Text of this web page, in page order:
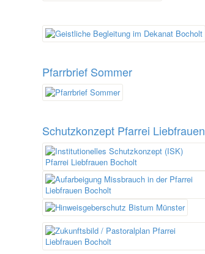
Pfarrbrief Sommer
Schutzkonzept Pfarrei Liebfrauen